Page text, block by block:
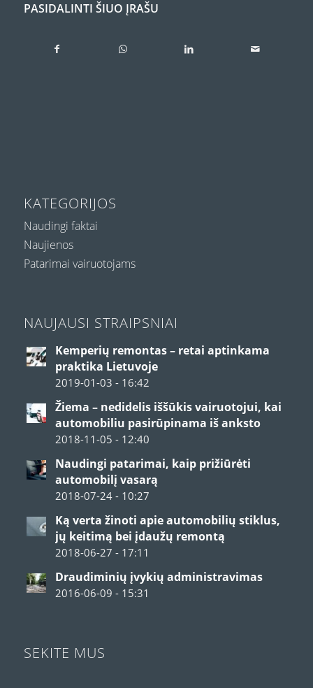
PASIDALINTI ŠIUO ĮRAŠU
KATEGORIJOS
Naudingi faktai
Naujienos
Patarimai vairuotojams
NAUJAUSI STRAIPSNIAI
Kemperių remontas – retai aptinkama
praktika Lietuvoje
2019-01-03 - 16:42
Žiema – nedidelis iššūkis vairuotojui, kai
automobiliu pasirūpinama iš anksto
2018-11-05 - 12:40
Naudingi patarimai, kaip prižiūrėti
automobilį vasarą
2018-07-24 - 10:27
Ką verta žinoti apie automobilių stiklus,
jų keitimą bei įdaužų remontą
2018-06-27 - 17:11
Draudiminių įvykių administravimas
2016-06-09 - 15:31
SEKITE MUS